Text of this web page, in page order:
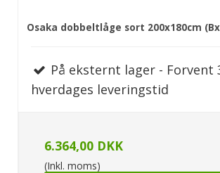
Osaka dobbeltlåge sort 200x180cm
På eksternt lager - Forvent
hverdages leveringstid
6.364,00 DKK
(Inkl. moms)